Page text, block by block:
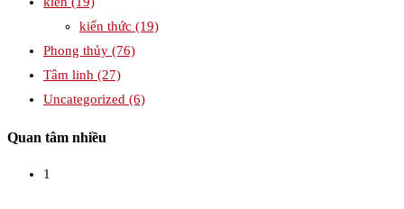
kiến thức (19)
Phong thủy (76)
Tâm linh (27)
Uncategorized (6)
Quan tâm nhiều
1